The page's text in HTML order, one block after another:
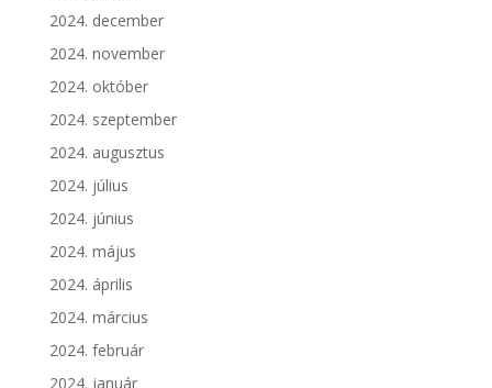
2024. december
2024. november
2024. október
2024. szeptember
2024. augusztus
2024. július
2024. június
2024. május
2024. április
2024. március
2024. február
2024. január